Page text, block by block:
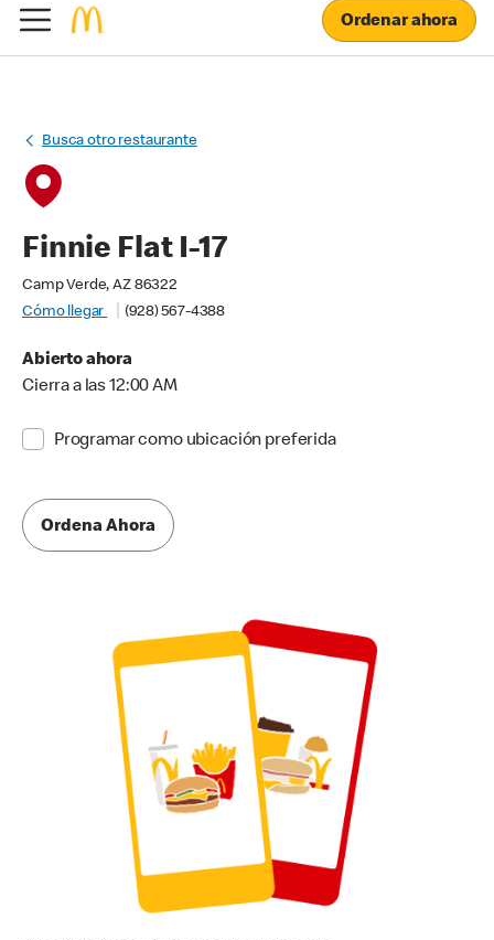
Ordenar ahora
Busca otro restaurante
Finnie Flat I-17
Camp Verde, AZ 86322
Cómo llegar
(928) 567-4388
Abierto ahora
Cierra a las 12:00 AM
Programar como ubicación preferida
Ordena Ahora